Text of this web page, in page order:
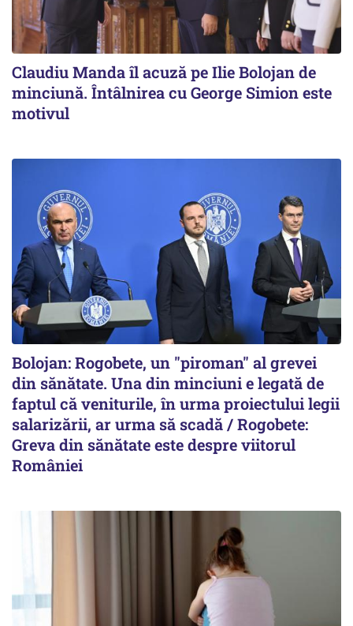
Claudiu Manda îl acuză pe Ilie Bolojan de
minciună. Întâlnirea cu George Simion este
motivul
Bolojan: Rogobete, un "piroman" al grevei
din sănătate. Una din minciuni e legată de
faptul că veniturile, în urma proiectului legii
salarizării, ar urma să scadă / Rogobete:
Greva din sănătate este despre viitorul
României